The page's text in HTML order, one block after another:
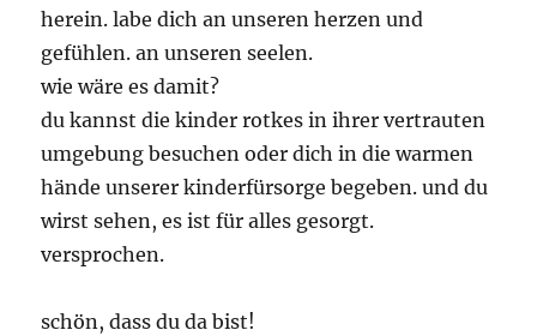
herein. labe dich an unseren herzen und
gefühlen. an unseren seelen.
wie wäre es damit?
du kannst die kinder rotkes in ihrer vertrauten
umgebung besuchen oder dich in die warmen
hände unserer kinderfürsorge begeben. und du
wirst sehen, es ist für alles gesorgt.
versprochen.
schön, dass du da bist!